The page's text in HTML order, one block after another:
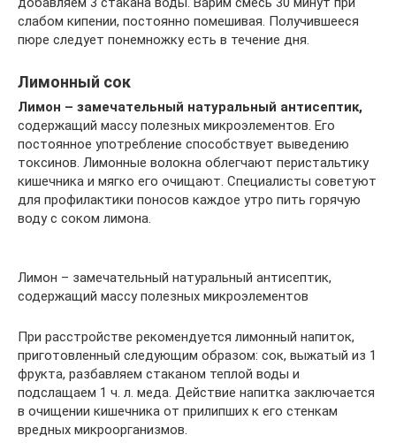
слабом кипении, постоянно помешивая. Получившееся
пюре следует понемножку есть в течение дня.
Лимонный сок
Лимон – замечательный натуральный антисептик,
содержащий массу полезных микроэлементов. Его
постоянное употребление способствует выведению
токсинов. Лимонные волокна облегчают перистальтику
кишечника и мягко его очищают. Специалисты советуют
для профилактики поносов каждое утро пить горячую
воду с соком лимона.
Лимон – замечательный натуральный антисептик,
содержащий массу полезных микроэлементов
При расстройстве рекомендуется лимонный напиток,
приготовленный следующим образом: сок, выжатый из 1
фрукта, разбавляем стаканом теплой воды и
подслащаем 1 ч. л. меда. Действие напитка заключается
в очищении кишечника от прилипших к его стенкам
вредных микроорганизмов.